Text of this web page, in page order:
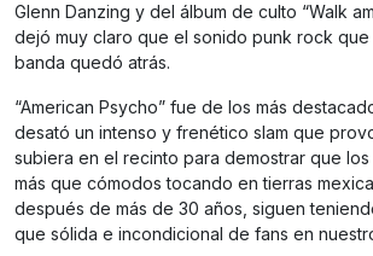
Glenn Danzing y del álbum de culto “Walk
dejó muy claro que el sonido punk rock que
banda quedó atrás.
“American Psycho” fue de los más
desató un intenso y frenético slam que
subiera en el recinto para demostrar que los
más que cómodos tocando en tierras
después de más de 30 años, siguen
que sólida e incondicional de fans en